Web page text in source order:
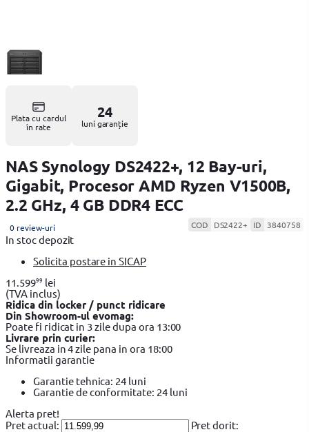
Plata cu cardul
în rate
24
luni garanție
NAS Synology DS2422+, 12 Bay-uri,
Gigabit, Procesor AMD Ryzen V1500B,
2.2 GHz, 4 GB DDR4 ECC
0 review-uri COD DS2422+ ID 3840758
In stoc depozit
Solicita postare in SICAP
11.59999 lei
(TVA inclus)
Ridica din locker / punct ridicare
Din Showroom-ul evomag:
Poate fi ridicat in 3 zile dupa ora 13:00
Livrare prin curier:
Se livreaza in 4 zile pana in ora 18:00
Informatii garantie
Garantie tehnica: 24 luni
Garantie de conformitate: 24 luni
Alerta pret!
Pret actual:
Pret dorit: